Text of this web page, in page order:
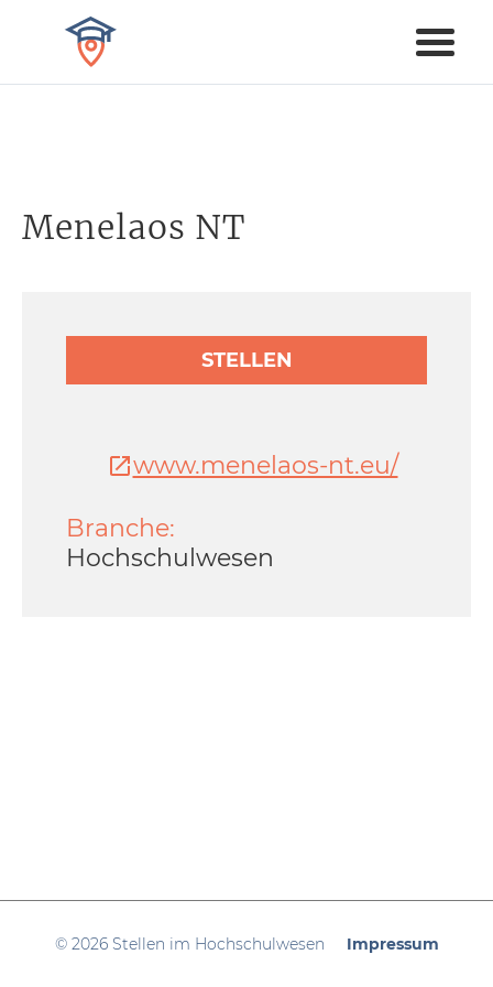
Menelaos NT
STELLEN
www.menelaos-nt.eu/
Branche:
Hochschulwesen
© 2026 Stellen im Hochschulwesen Impressum